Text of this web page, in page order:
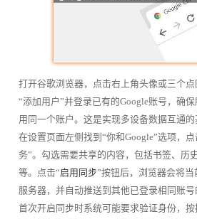
打开谷歌浏览器，点击右上角头像或三个
“添加用户”并登录已有的Google账号，确
用同一个账户。这是实现多设备数据互通的
在设置页面左侧找到“你和Google”选项，
务”。勾选需要共享的内容，包括书签、历
等。点击“启用同步”按钮后，浏览器会将
服务器，并自动推送到其他已登录相同账号
首次开启同步时系统可能要求验证身份，